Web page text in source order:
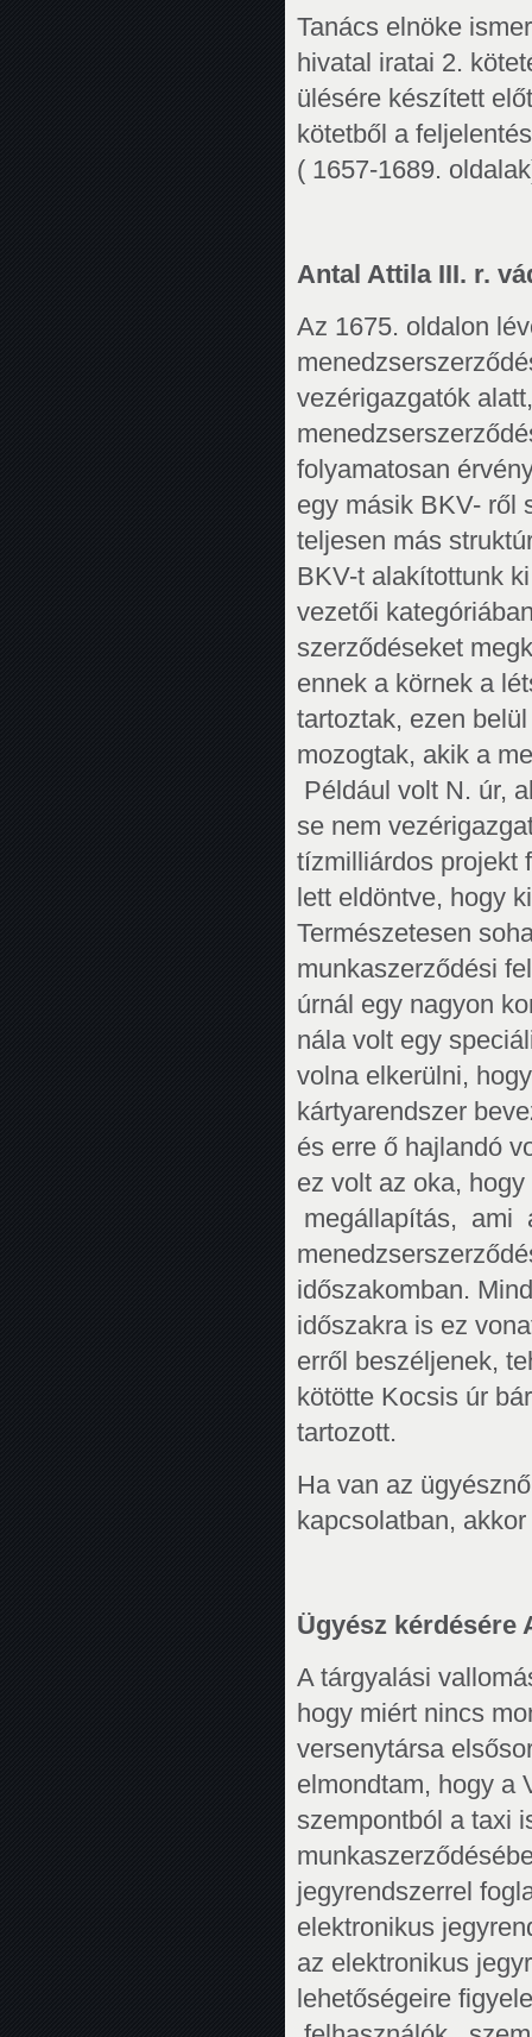
Tanács elnöke
hivatal iratai 2.
ülésére készített
kötetből a
( 1657-1689.
Antal Attila III. r.
Az 1675. oldalon
vezérigazgatók
folyamatosan
egy másik BKV- ről
teljesen más
BKV-t alakítottunk
vezetői
szerződéseket
ennek a körnek a
tartoztak, ezen
mozogtak, akik a
Például volt N. úr,
se nem
tízmilliárdos projekt
lett eldöntve, hogy
Természetesen
munkaszerződési
úrnál egy nagyon
nála volt egy
volna elkerülni,
kártyarendszer
és erre ő hajlandó
ez volt az oka,
megállapítás, ami
időszakomban.
időszakra is ez
erről beszéljenek,
kötötte Kocsis úr
tartozott.
Ha van az
kapcsolatban,
Ügyész kérdésére
A tárgyalási
hogy miért nincs
versenytársa
elmondtam, hogy a
szempontból a taxi
jegyrendszerrel
elektronikus
az elektronikus
lehetőségeire